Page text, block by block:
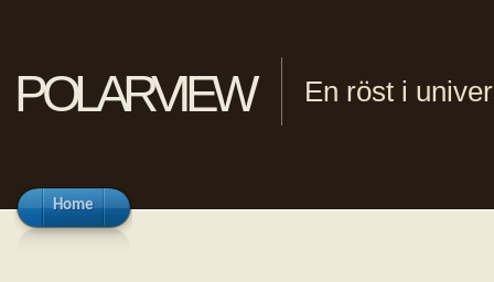
polarview En röst i
Home